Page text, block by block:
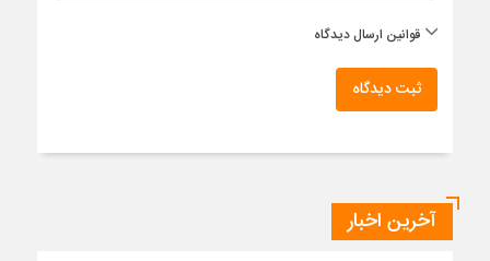
قوانین ارسال دیدگاه
ثبت دیدگاه
آخرین اخبار